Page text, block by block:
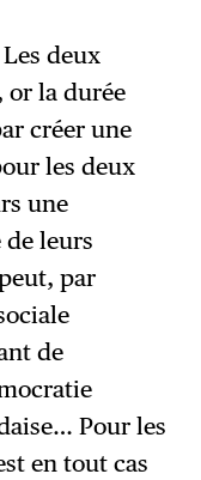
deux
or la durée
créer une
les deux
une
leurs
par
de
Pour les
en tout cas